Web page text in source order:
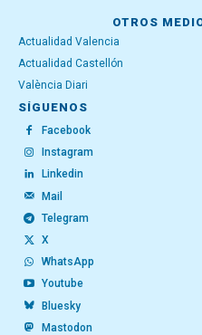
OTROS
Actualidad Valencia
Actualidad Castellón
València Diari
SÍGUENOS
Facebook
Instagram
Linkedin
Mail
Telegram
X
WhatsApp
Youtube
Bluesky
Mastodon